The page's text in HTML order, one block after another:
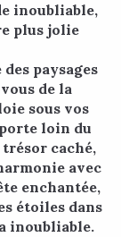
inoubliable,
plus jolie
paysages
de la
sous vos
loin du
caché,
avec
enchantée,
étoiles dans
inoubliable.